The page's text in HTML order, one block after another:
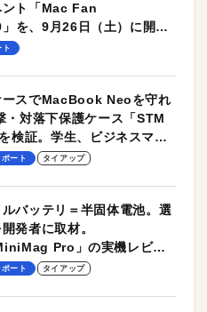
ント「Mac Fan
を、9月26日（土）に開催
ト
ースでMacBook Neoを守れ
・対落下保護ケース「STM
検証。学生、ビジネスマン
スに最適！
ポート タイアップ
バッテリ＝半固体電池。選
発者に取材。
Pro」の実機レビュ
ポート タイアップ